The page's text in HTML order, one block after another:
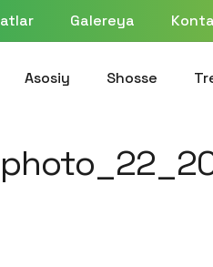
Galereya
Asosiy Shosse